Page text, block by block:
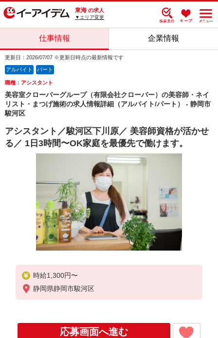
東海 の求人
▼エリア変更
仕事情報 企業情報
更新日：2026/07/07 ※更新日時点の最新情報です
アルバイト パート
職種：アシスタント
美容室クローバーグループ（有限会社クローバー）の美容師・ネイ
リスト・まつげ施術の求人情報詳細（アルバイト/パート） - 静岡市
駿河区
アシスタント／駿河区下川原／ 美容師資格が活かせ
る／ 1日3時間〜OK家庭を最優先で働けます。
時給1,300円〜
静岡県静岡市駿河区
応募画面へ進む